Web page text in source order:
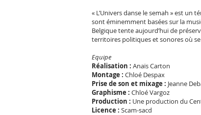
« L’Univers danse le semah » est un
sont éminemment basées sur la
Belgique tente aujourd’hui de
territoires politiques et sonores où
Equipe
Réalisation : Anaïs Carton
Montage : Chloé Despax
Prise de son et mixage : Jeanne
Graphisme : Chloé Vargoz
Production : Une production du
Licence : Scam-sacd